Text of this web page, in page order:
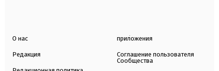
О нас
Редакция
приложения
Соглашение пользователя
Сообщества